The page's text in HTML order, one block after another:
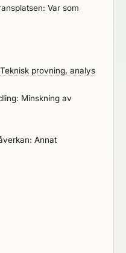
Var som
Teknisk provning, analys
Minskning av
Annat